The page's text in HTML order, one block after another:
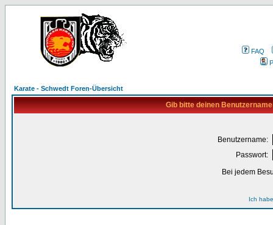
FAQ
Karate - Schwedt Foren-Übersicht
Gib bitte deinen
Benutzername:
Passwort:
Bei jedem
Ich